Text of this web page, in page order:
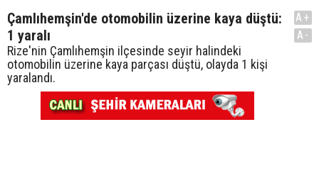
Çamlıhemşin'de otomobilin üzerine kaya düştü:
1 yaralı
Rize'nin Çamlıhemşin ilçesinde seyir halindeki
otomobilin üzerine kaya parçası düştü, olayda 1 kişi
yaralandı.
A+
A-